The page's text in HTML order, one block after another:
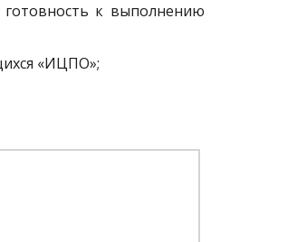
готовность к выполнению
«ИЦПО»;